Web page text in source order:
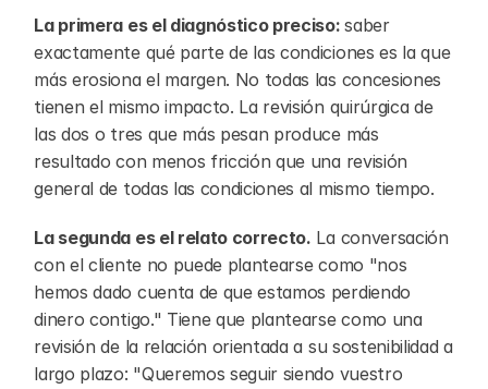
La primera es el diagnóstico preciso: saber
exactamente qué parte de las condiciones es la que
más erosiona el margen. No todas las concesiones
tienen el mismo impacto. La revisión quirúrgica de
las dos o tres que más pesan produce más
resultado con menos fricción que una revisión
general de todas las condiciones al mismo tiempo.
La segunda es el relato correcto. La conversación
con el cliente no puede plantearse como "nos
hemos dado cuenta de que estamos perdiendo
dinero contigo." Tiene que plantearse como una
revisión de la relación orientada a su sostenibilidad a
largo plazo: "Queremos seguir siendo vuestro